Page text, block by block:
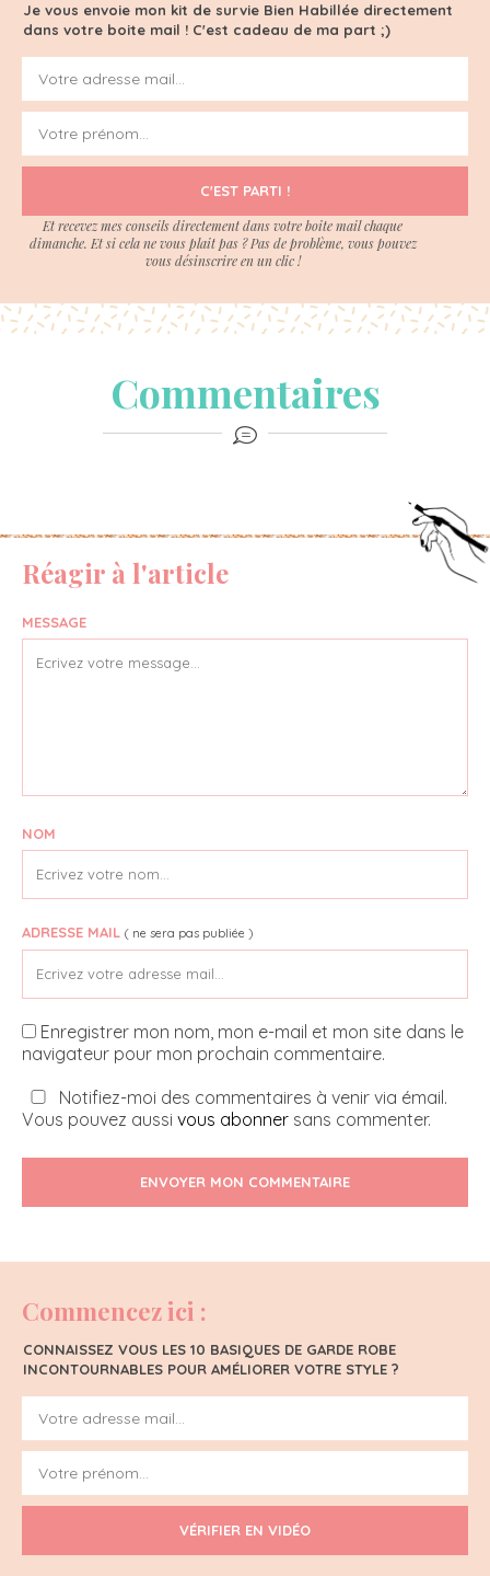
Je vous envoie mon kit de survie Bien Habillée directement
dans votre boite mail ! C'est cadeau de ma part ;)
C'EST PARTI !
Et recevez mes conseils directement dans votre boite mail chaque
dimanche. Et si cela ne vous plait pas ? Pas de problème, vous pouvez
vous désinscrire en un clic !
Commentaires
Réagir à l'article
MESSAGE
NOM
ADRESSE MAIL ( ne sera pas publiée )
Enregistrer mon nom, mon e-mail et mon site dans le
navigateur pour mon prochain commentaire.
Notifiez-moi des commentaires à venir via émail.
Vous pouvez aussi vous abonner sans commenter.
ENVOYER MON COMMENTAIRE
Commencez ici :
CONNAISSEZ VOUS LES 10 BASIQUES DE GARDE ROBE
INCONTOURNABLES POUR AMÉLIORER VOTRE STYLE ?
VÉRIFIER EN VIDÉO